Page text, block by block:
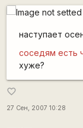
наступает
соседям есть
хуже?
favorite_border
27 Сен, 2007 10:28